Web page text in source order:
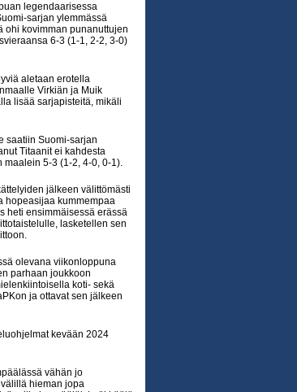
legendaarisessa
sarjan ylemmässä
ohi kovimman punanuttujen
6-3 (1-1, 2-2, 3-0)
aletaan erotella
Virkiän ja Muik
lisää sarjapisteitä, mikäli
saatiin Suomi-sarjan
Titaanit ei kahdesta
5-3 (1-2, 4-0, 0-1).
jälkeen välittömästi
hopeasijaa kummempaa
heti ensimmäisessä erässä
lasketellen sen
olevana viikonloppuna
parhaan joukkoon
koti- sekä
ja ottavat sen jälkeen
kevään 2024
vähän jo
hieman jopa